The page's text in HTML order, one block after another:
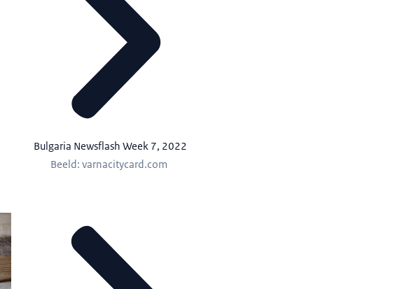
Bulgaria Newsflash Week 7, 2022
Beeld: varnacitycard.com